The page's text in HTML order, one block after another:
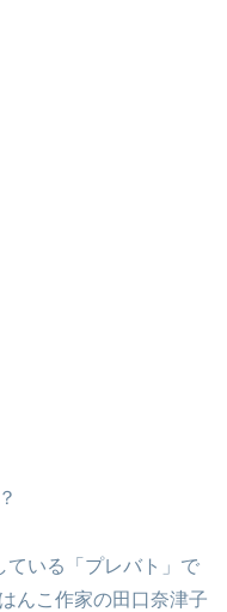
ている「プレバト」で
んこ作家の田口奈津子